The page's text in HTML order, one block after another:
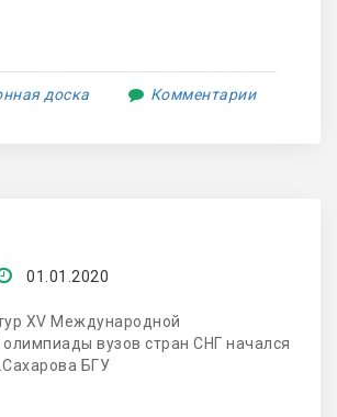
доска
Комментарии
01.01.2020
XV Международной
олимпиады вузов стран СНГ начался
БГУ